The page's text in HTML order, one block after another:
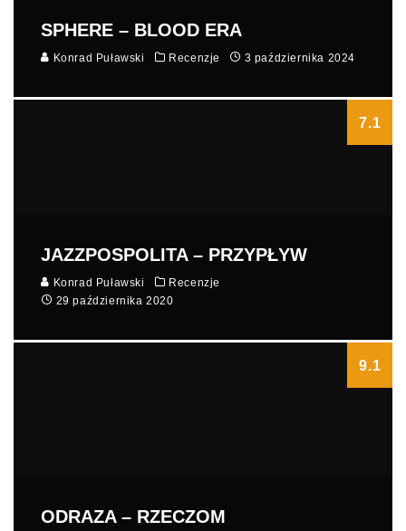
SPHERE – BLOOD ERA
Konrad Puławski Recenzje 3 października 2024
7.1
JAZZPOSPOLITA – PRZYPŁYW
Konrad Puławski
Recenzje
29 października 2020
9.1
ODRAZA – RZECZOM